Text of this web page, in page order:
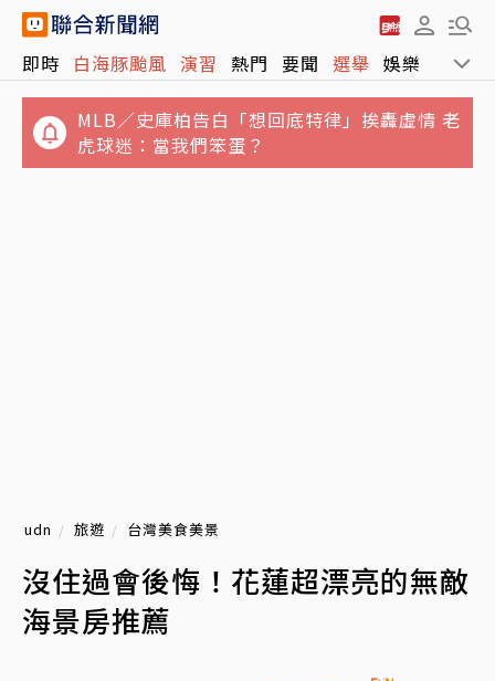
即時 白海豚颱風 演習 熱門 要聞 選舉 娛樂 運動
MLB／史庫柏告白「想回底特律」挨轟虛情 老
虎球迷：當我們笨蛋？
udn 旅遊 台灣美食美景
沒住過會後悔！花蓮超漂亮的無敵
海景房推薦